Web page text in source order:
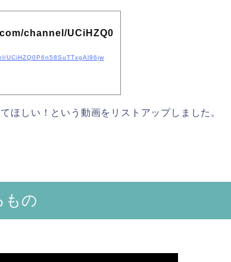
channel/UCiHZQ0
UCiHZQ0P6n58SuTTxgAl96jw
ほしい！という動画をリストアップしました。
もの